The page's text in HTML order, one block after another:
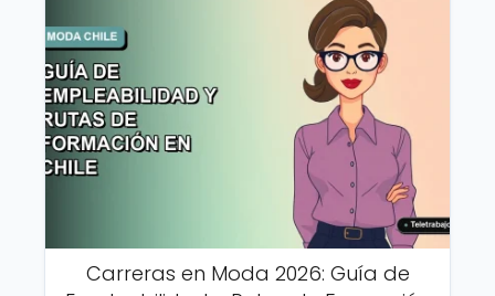
Carreras en Moda 2026: Guía de